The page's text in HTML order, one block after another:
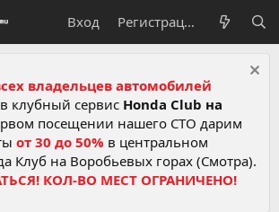
Вход Регистрация
владельцев автомобилей
в клубный сервис Honda Club на
посещении нашего СТО дарим
от 30 до 50% в центральном
Клуб на Воробьевых горах (Смотра).
КОЛ-ВО МЕСТ ОГРАНИЧЕНО!